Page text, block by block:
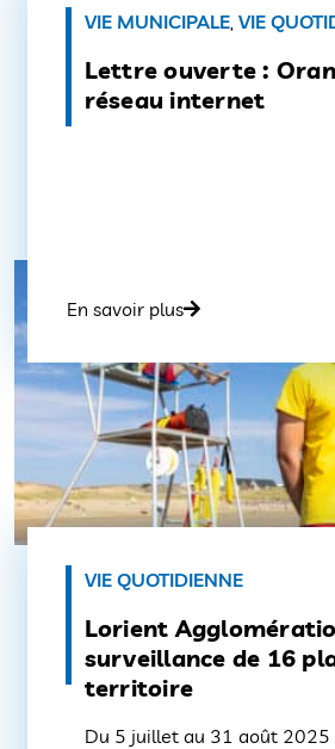
VIE MUNICIPALE, VIE
Lettre ouverte :
réseau internet
En savoir plus
VIE QUOTIDIENNE
Lorient
surveillance de 16
territoire
Du 5 juillet au 31 août 2025